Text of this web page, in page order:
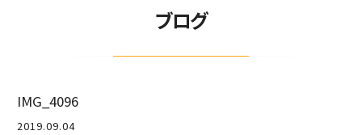
ブログ
IMG_4096
2019.09.04